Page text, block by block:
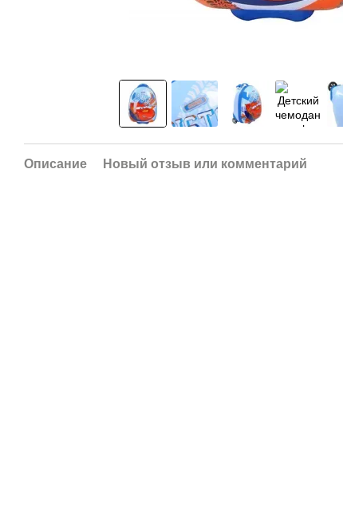
Описание Новый отзыв или комментарий